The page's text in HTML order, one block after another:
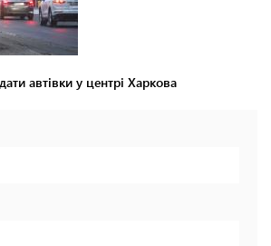
автівки у центрі Харкова